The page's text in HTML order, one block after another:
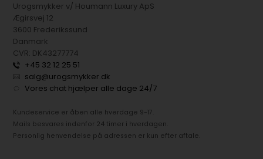
Urogsmykker v/ Houmann Luxury ApS
Ægirsvej 12
3600 Frederikssund
Danmark
CVR: DK43277774
+45 32 12 25 51
salg@urogsmykker.dk
Vores chat hjælper alle dage 24/7
Kundeservice er åben alle hverdage 9-17.
Mails besvares indenfor 24 timer i hverdagen.
Personlig henvendelse på adressen er kun efter aftale.